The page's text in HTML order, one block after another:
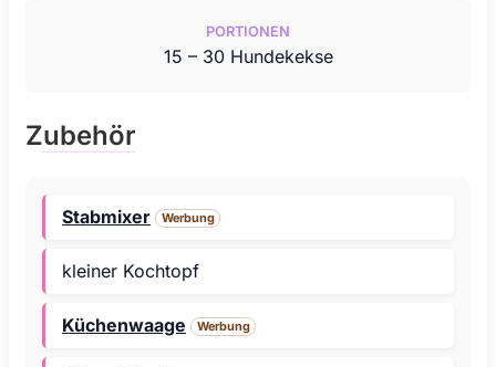
PORTIONEN
15 – 30 Hundekekse
Zubehör
Stabmixer Werbung
kleiner Kochtopf
Küchenwaage Werbung